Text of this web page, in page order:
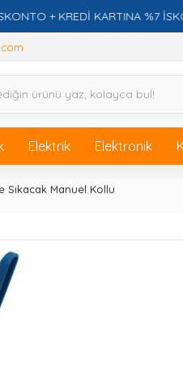
+ KREDİ KARTINA %7
Elektrik Elektronik
Sıkacak Manuel Kollu